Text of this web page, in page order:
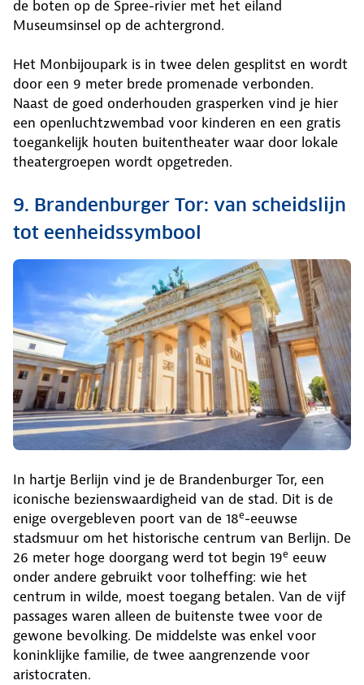
de boten op de Spree-rivier met het eiland
Museumsinsel op de achtergrond.
Het Monbijoupark is in twee delen gesplitst en wordt
door een 9 meter brede promenade verbonden.
Naast de goed onderhouden grasperken vind je hier
een openluchtzwembad voor kinderen en een gratis
toegankelijk houten buitentheater waar door lokale
theatergroepen wordt opgetreden.
9. Brandenburger Tor: van scheidslijn
tot eenheidssymbool
In hartje Berlijn vind je de Brandenburger Tor, een
iconische bezienswaardigheid van de stad. Dit is de
enige overgebleven poort van de 18e-eeuwse
stadsmuur om het historische centrum van Berlijn. De
26 meter hoge doorgang werd tot begin 19e eeuw
onder andere gebruikt voor tolheffing: wie het
centrum in wilde, moest toegang betalen. Van de vijf
passages waren alleen de buitenste twee voor de
gewone bevolking. De middelste was enkel voor
koninklijke familie, de twee aangrenzende voor
aristocraten.